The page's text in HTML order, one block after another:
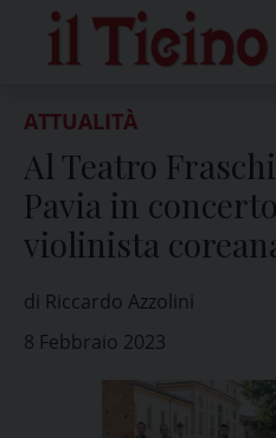
content
ATTUALITÀ
Al Teatro
Pavia in
violinista
di Riccardo Azzolini
8 Febbraio 2023